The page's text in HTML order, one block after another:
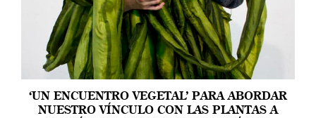
‘UN ENCUENTRO VEGETAL’ PARA ABORDAR
NUESTRO VÍNCULO CON LAS PLANTAS A